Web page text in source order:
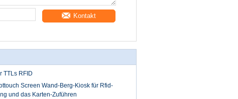
Kontakt
TTLs RFID
Screen Wand-Berg-Kiosk für Rfid-
und das Karten-Zuführen